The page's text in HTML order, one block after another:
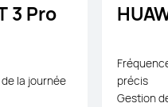
3 Pro
la journée
précis
Gestion